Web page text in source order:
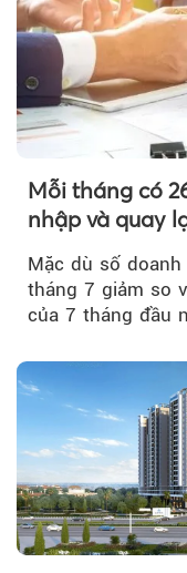
Mỗi tháng có
nhập và quay
Mặc dù số
tháng 7 giảm so
của 7 tháng đầu